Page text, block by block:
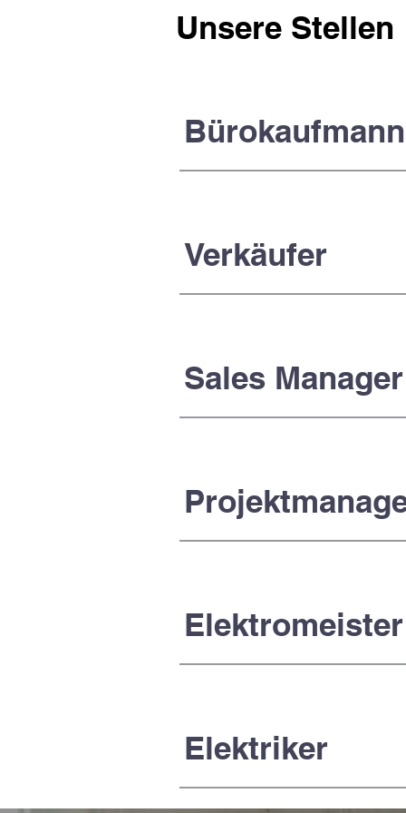
Unsere Stellen
Bürokaufmann
Verkäufer
Sales Manager
Elektromeister
Elektriker